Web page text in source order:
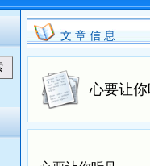
文 章 信 息
心要让